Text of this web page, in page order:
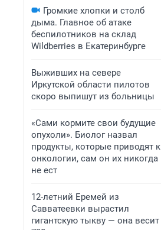
Громкие хлопки и столб
дыма. Главное об атаке
беспилотников на склад
Wildberries в Екатеринбурге
Выживших на севере
Иркутской области пилотов
скоро выпишут из больницы
«Сами кормите свои будущие
опухоли». Биолог назвал
продукты, которые приводят к
онкологии, сам он их никогда
не ест
12-летний Еремей из
Савватеевки вырастил
гигантскую тыкву — она весит